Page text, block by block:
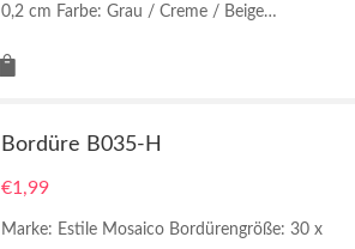
0,2 cm Farbe: Grau / Creme / Beige…
Bordüre B035-H
€1,99
Marke: Estile Mosaico Bordürengröße: 30 x